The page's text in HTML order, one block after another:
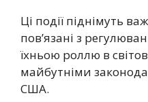
Ці події піднімуть
пов’язані з
їхньою роллю в
майбутніми
США.